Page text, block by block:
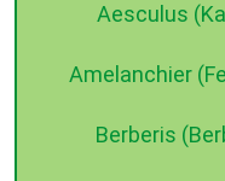
mDb, mehrfach
400- 450 cm, extra Sol
450- 500 cm, extra
500- 550 cm, extra
Aesculus
Amelanchier
Berberis